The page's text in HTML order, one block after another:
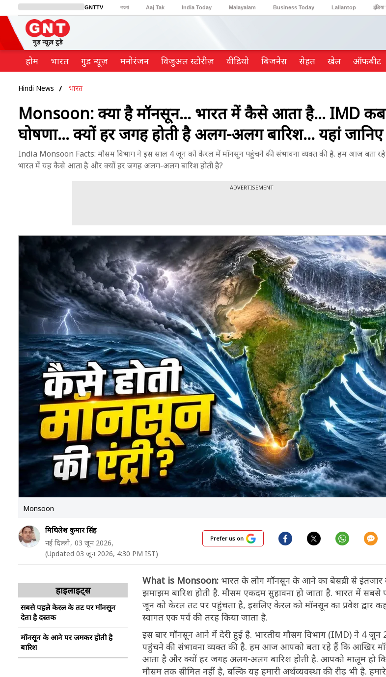
GNTTV বাংলা Aaj Tak India Today Malayalam Business Today Lallantop इंडिया
BT Bazaar Cosmopolitan
होम भारत गुड न्यूज़ मनोरंजन विजुअल स्टोरीज़ वीडियो ब‍िजनेस सेहत खेल ऑफबीट
Hindi News भारत
Monsoon: क्या है मॉनसून... भारत में कैसे आता है... IMD
घोषणा... क्यों हर जगह होती है अलग-अलग बारिश... यहां
India Monsoon Facts: मौसम विभाग ने इस साल 4 जून को केरल में मॉनसून पहुंचने की संभावना व्यक्त की है. हम आज बता
भारत में यह कैसे आता है और क्यों हर जगह अलग-अलग बारिश होती है?
ADVERTISEMENT
Monsoon
मिथिलेश कुमार सिंह
नई दिल्ली, 03 जून 2026,
(Updated 03 जून 2026, 4:30 PM IST)
Prefer us on
हाइलाइट्स
सबसे पहले केरल के तट पर मॉनसून
देता है दस्तक
मॉनसून के आने पर जमकर होती है
बारिश
What is Monsoon: भारत के लोग मॉनसून के आने का बेसब्री से
झमाझम बारिश होती है. मौसम एकदम सुहावना हो जाता है. भारत में सबसे
जून को केरल तट पर पहुंचता है, इसलिए केरल को मॉनसून का प्रवेश द्वार
स्वागत एक पर्व की तरह किया जाता है.
इस बार मॉनसून आने में देरी हुई है. भारतीय मौसम विभाग (IMD) ने 4
पहुंचने की संभावना व्यक्त की है. हम आज आपको बता रहे हैं कि आखिर
आता है और क्यों हर जगह अलग-अलग बारिश होती है. आपको मालूम हो
मौसम तक सीमित नहीं है, बल्कि यह हमारी अर्थव्यवस्था की रीढ़ भी है.